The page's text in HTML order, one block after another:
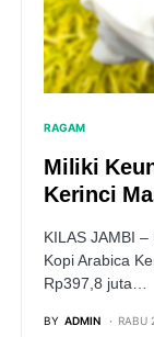
RAGAM
Miliki
Kerinci
KILAS JAMBI
Kopi Arabica
Rp397,8 juta…
BY ADMIN RABU